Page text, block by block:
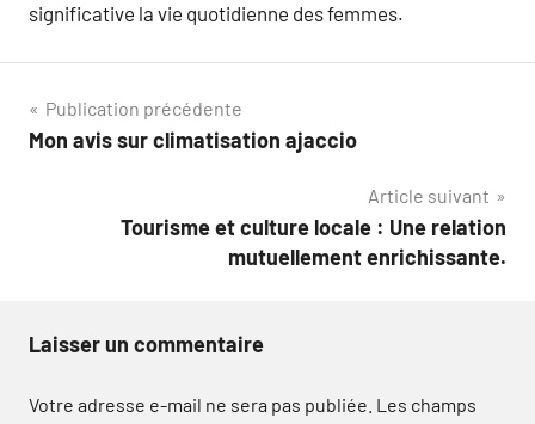
significative la vie quotidienne des femmes.
Navigation
de
Publication précédente
Mon avis sur climatisation ajaccio
Article suivant
Tourisme et culture locale : Une relation
mutuellement enrichissante.
Laisser un commentaire
Votre adresse e-mail ne sera pas publiée. Les champs